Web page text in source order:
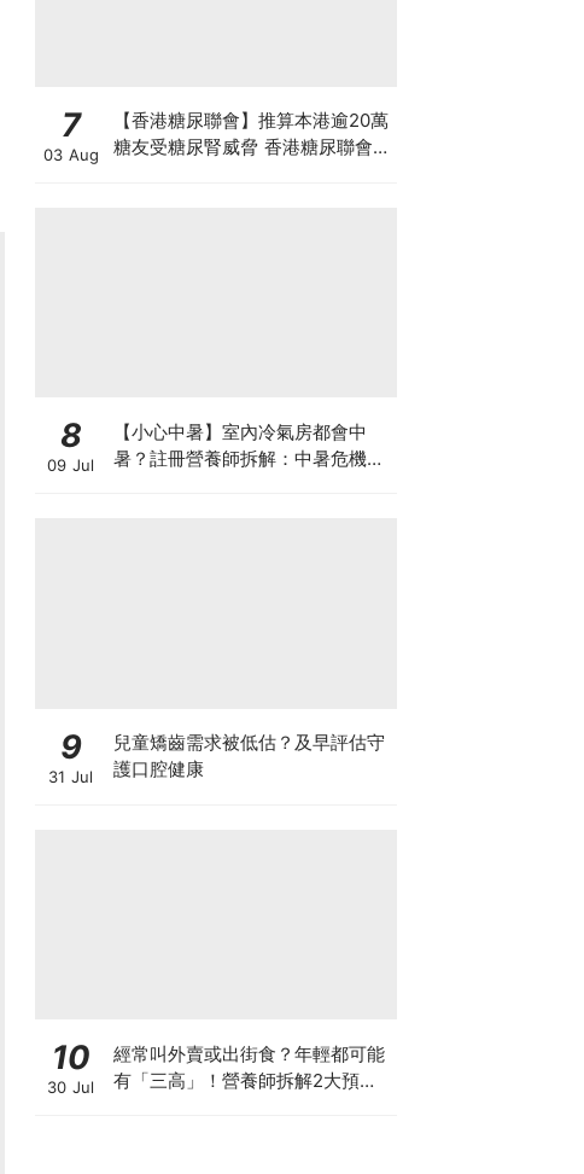
7
03 Aug
【香港糖尿聯會】推算本港逾20萬
糖友受糖尿腎威脅 香港糖尿聯會
8
09 Jul
【小心中暑】室內冷氣房都會中
暑？註冊營養師拆解：中暑危機及
9
31 Jul
兒童矯齒需求被低估？及早評估守
護口腔健康
10
30 Jul
經常叫外賣或出街食？年輕都可能
有「三高」！營養師拆解2大預防